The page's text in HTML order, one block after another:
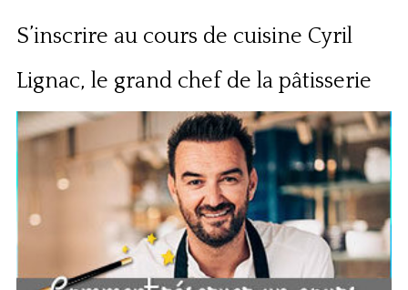
S’inscrire au cours de cuisine Cyril
Lignac, le grand chef de la pâtisserie